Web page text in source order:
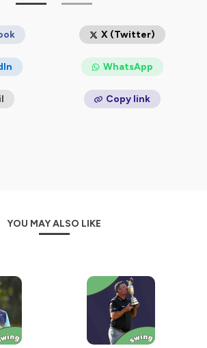
X (Twitter)
WhatsApp
Copy link
YOU MAY ALSO LIKE